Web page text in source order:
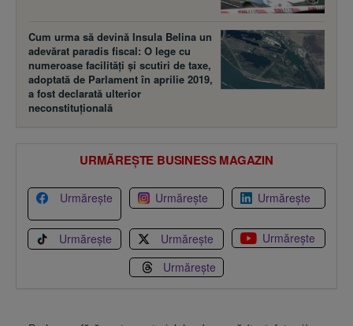
Cum urma să devină Insula Belina un
adevărat paradis fiscal: O lege cu
numeroase facilităţi şi scutiri de taxe,
adoptată de Parlament în aprilie 2019,
a fost declarată ulterior
neconstituţională
URMĂREȘTE BUSINESS MAGAZIN
Urmărește Urmărește Urmărește
Urmărește Urmărește
Urmărește
Urmărește